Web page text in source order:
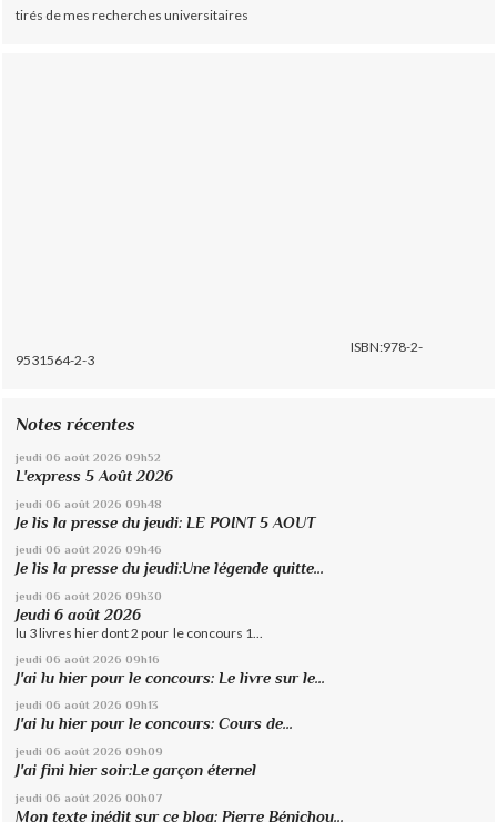
tirés de mes recherches universitaires
ISBN:978-2-
9531564-2-3
Notes récentes
jeudi 06 août 2026 09h52
L'express 5 Août 2026
jeudi 06 août 2026 09h48
Je lis la presse du jeudi: LE POINT 5 AOUT
jeudi 06 août 2026 09h46
Je lis la presse du jeudi:Une légende quitte...
jeudi 06 août 2026 09h30
Jeudi 6 août 2026
lu 3 livres hier dont 2 pour le concours 1...
jeudi 06 août 2026 09h16
J'ai lu hier pour le concours: Le livre sur le...
jeudi 06 août 2026 09h13
J'ai lu hier pour le concours: Cours de...
jeudi 06 août 2026 09h09
J'ai fini hier soir:Le garçon éternel
jeudi 06 août 2026 00h07
Mon texte inédit sur ce blog: Pierre Bénichou...